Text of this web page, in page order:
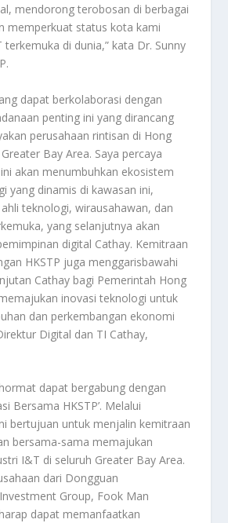
mendorong terobosan di berbagai
memperkuat status kota kami
di dunia,” kata Dr. Sunny
dapat berkolaborasi dengan
penting ini yang dirancang
perusahaan rintisan di Hong
Bay Area. Saya percaya
akan menumbuhkan ekosistem
yang dinamis di kawasan ini,
teknologi, wirausahawan, dan
yang selanjutnya akan
digital Cathay. Kemitraan
HKSTP juga menggarisbawahi
Cathay bagi Pemerintah Hong
inovasi teknologi untuk
dan perkembangan ekonomi
Digital dan TI Cathay,
dapat bergabung dengan
Bersama HKSTP’. Melalui
bertujuan untuk menjalin kemitraan
bersama-sama memajukan
I&T di seluruh Greater Bay Area.
dari Dongguan
Group, Fook Man
dapat memanfaatkan